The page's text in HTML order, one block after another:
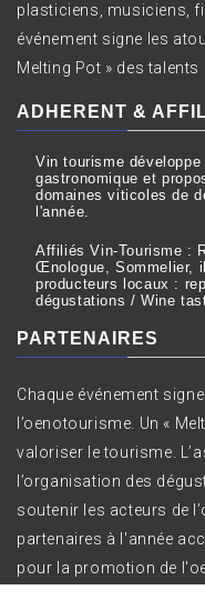
plasticiens, musiciens,
événement signe les
Melting Pot » des
ADHERENT &
Vin tourisme
gastronomique et
domaines viticoles de
l'année.
Affiliés Vin-Tourisme :
Œnologue, Sommelier,
producteurs locaux :
dégustations / Wine
PARTENAIRES
Chaque événement
l’oenotourisme. Un «
valoriser le tourisme.
l’organisation des
soutenir les acteurs de
partenaires à l'année
pour la promotion de